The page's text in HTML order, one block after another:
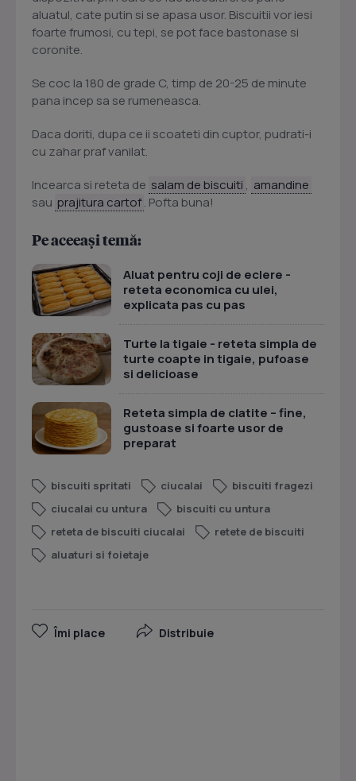
aluatul, cate putin si se apasa usor. Biscuitii vor iesi
foarte frumosi, cu tepi, se pot face bastonase si
coronite.
Se coc la 180 de grade C, timp de 20-25 de minute
pana incep sa se rumeneasca.
Daca doriti, dupa ce ii scoateti din cuptor, pudrati-i
cu zahar praf vanilat.
Incearca si reteta de salam de biscuiti , amandine
sau prajitura cartof. Pofta buna!
Pe aceeași temă:
Aluat pentru coji de eclere -
reteta economica cu ulei,
explicata pas cu pas
Turte la tigaie - reteta simpla de
turte coapte in tigaie, pufoase
si delicioase
Reteta simpla de clatite – fine,
gustoase si foarte usor de
preparat
biscuiti spritati ciucalai
biscuiti fragezi
ciucalai cu untura
biscuiti cu untura
reteta de biscuiti ciucalai
retete de biscuiti
aluaturi si foietaje
Îmi place Distribuie